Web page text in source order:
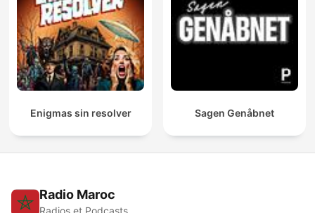
Enigmas sin resolver Sagen Genåbnet
Radio Maroc